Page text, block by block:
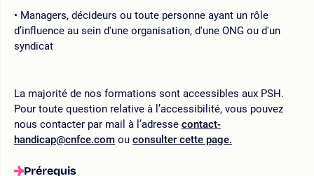
Managers, décideurs ou toute personne ayant un rôle
d’influence au sein d'une organisation, d'une ONG ou d'un
syndicat
La majorité de nos formations sont accessibles aux PSH.
Pour toute question relative à l’accessibilité, vous pouvez
nous contacter par mail à l’adresse contact-
handicap@cnfce.com ou consulter cette page.
Prérequis